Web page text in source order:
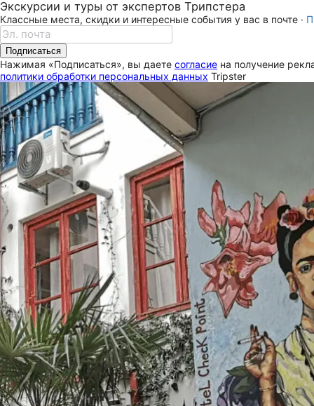
Экскурсии и туры от экспертов Трипстера
Классные места, скидки и интересные события у вас в почте ·
Подписаться
Нажимая «Подписаться», вы даете согласие на получение
политики обработки персональных данных Tripster